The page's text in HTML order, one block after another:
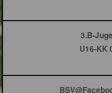
3.B-
U16-KK